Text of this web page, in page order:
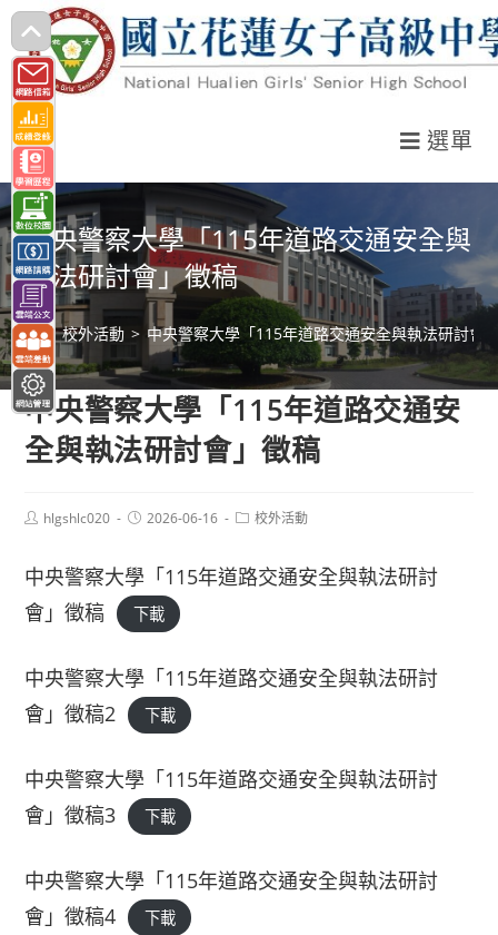
跳
轉
至
主
要
內
容
選單
中央警察大學「115年道路交通安全與
執法研討會」徵稿
> 校外活動 > 中央警察大學「115年道路交通安全與執法研討會
中央警察大學「115年道路交通安
全與執法研討會」徵稿
Posthlgshlc020
Post2026-06-16
Post校外活動
中央警察大學「115年道路交通安全與執法研討
會」徵稿
下載
中央警察大學「115年道路交通安全與執法研討
會」徵稿2
下載
中央警察大學「115年道路交通安全與執法研討
會」徵稿3
下載
中央警察大學「115年道路交通安全與執法研討
會」徵稿4
下載